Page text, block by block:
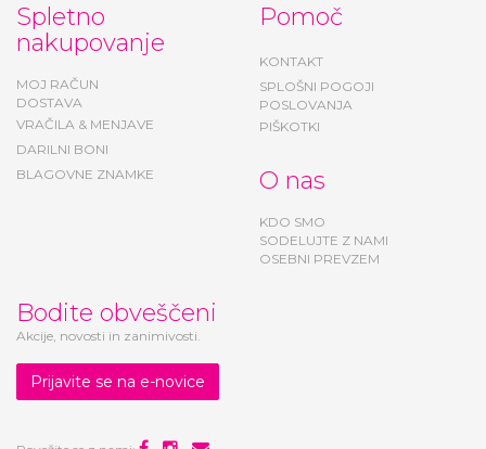
Spletno
nakupovanje
MOJ RAČUN
DOSTAVA
VRAČILA & MENJAVE
DARILNI BONI
BLAGOVNE ZNAMKE
Pomoč
KONTAKT
SPLOŠNI POGOJI
POSLOVANJA
PIŠKOTKI
O nas
KDO SMO
SODELUJTE Z NAMI
OSEBNI PREVZEM
Bodite obveščeni
Akcije, novosti in zanimivosti.
Prijavite se na e-novice